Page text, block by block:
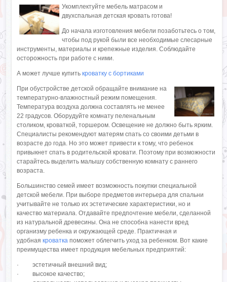
Укомплектуйте мебель матрасом и
двухспальная детская кровать готова!
До начала изготовления мебели позаботьтесь о том,
чтобы под рукой были все необходимые слесарные
инструменты, материалы и крепежные изделия. Соблюдайте
осторожность при работе с ними.
А может лучше купить кроватку с бортиками
При обустройстве детской обращайте внимание на
температурно-влажностный режим помещения.
Температура воздуха должна составлять не менее
22 градусов. Оборудуйте комнату пеленальным
столиком, кроваткой, торшером. Освещение не должно быть ярким.
Специалисты рекомендуют матерям спать со своими детьми в
возрасте до года. Но это может привести к тому, что ребенок
привыкнет спать в родительской кровати. Поэтому при возможности
старайтесь выделить малышу собственную комнату с раннего
возраста.
Большинство семей имеет возможность покупки специальной
детской мебели. При выборе предметов интерьера для спальни
учитывайте не только их эстетические характеристики, но и
качество материала. Отдавайте предпочтение мебели, сделанной
из натуральной древесины. Она не способна нанести вред
организму ребенка и окружающей среде. Практичная и
удобная кроватка поможет облегчить уход за ребенком. Вот какие
преимущества имеет продукция мебельных предприятий:
· эстетичный внешний вид;
· высокое качество;